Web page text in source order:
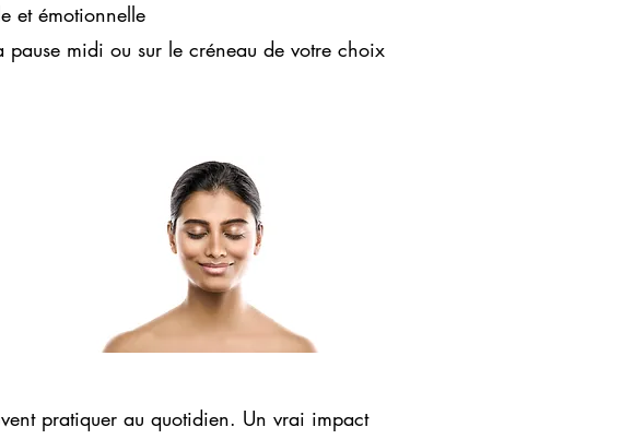
et émotionnelle
midi ou sur le créneau de votre choix
pratiquer au quotidien. Un vrai impact